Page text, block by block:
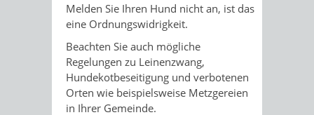
Melden Sie Ihren Hund nicht an, ist das
eine Ordnungswidrigkeit.
Beachten Sie auch mögliche
Regelungen zu Leinenzwang,
Hundekotbeseitigung und verbotenen
Orten wie beispielsweise Metzgereien
in Ihrer Gemeinde.